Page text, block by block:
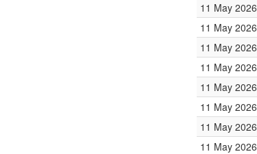
11 May 2026
11 May 2026
11 May 2026
11 May 2026
11 May 2026
11 May 2026
11 May 2026
11 May 2026